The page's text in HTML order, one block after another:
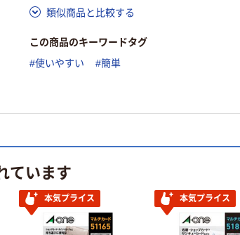
類似商品と比較する
この商品のキーワードタグ
#使いやすい #簡単
ています
本気プライス 本気プライス